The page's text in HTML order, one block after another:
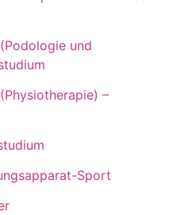
und
–
Sport